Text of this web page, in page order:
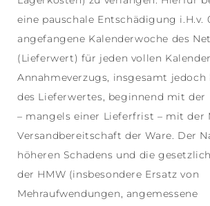
eine pauschale Entschädigung i.H.v.
angefangene Kalenderwoche des
(Lieferwert) für jeden vollen
Annahmeverzugs, insgesamt jedoch
des Lieferwertes, beginnend mit der
– mangels einer Lieferfrist – mit der
Versandbereitschaft der Ware. Der
höheren Schadens und die
der HMW (insbesondere Ersatz von
Mehraufwendungen, angemessene